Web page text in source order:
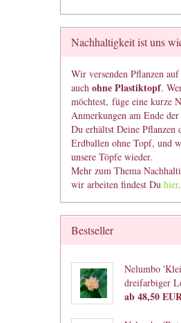
Nachhaltigkeit ist uns
Wir versenden Pflanzen
auch ohne Plastiktopf.
möchtest, füge eine kurze
Anmerkungen am Ende
Du erhältst Deine Pflanzen
Erdballen ohne Topf, und
unsere Töpfe wieder.
Mehr zum Thema
wir arbeiten findest Du hier.
Bestseller
Nelumbo
dreifarbiger
ab 48,50